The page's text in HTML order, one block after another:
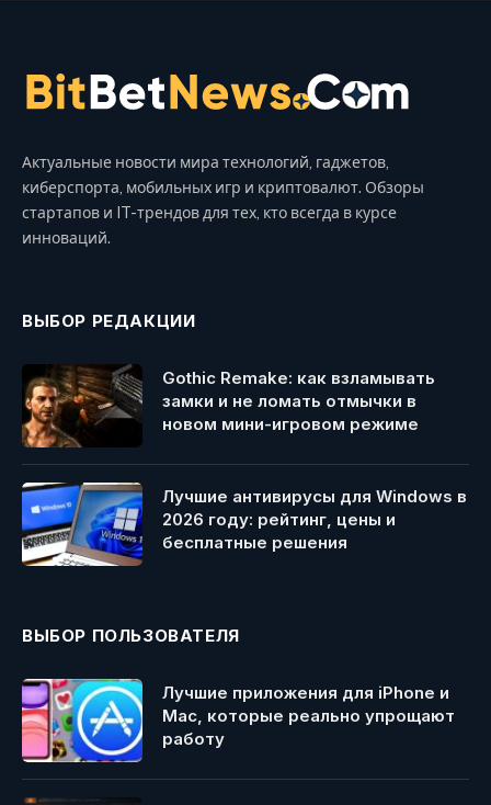
Актуальные новости мира технологий, гаджетов,
киберспорта, мобильных игр и криптовалют. Обзоры
стартапов и IT-трендов для тех, кто всегда в курсе
инноваций.
ВЫБОР РЕДАКЦИИ
Gothic Remake: как взламывать
замки и не ломать отмычки в
новом мини-игровом режиме
Лучшие антивирусы для Windows в
2026 году: рейтинг, цены и
бесплатные решения
ВЫБОР ПОЛЬЗОВАТЕЛЯ
Лучшие приложения для iPhone и
Mac, которые реально упрощают
работу